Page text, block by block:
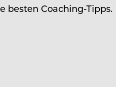
besten Coaching-Tipps.